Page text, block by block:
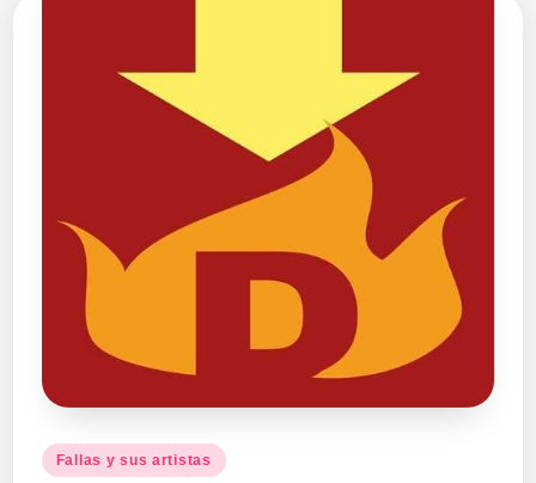
Publicado
Fallas y sus artistas